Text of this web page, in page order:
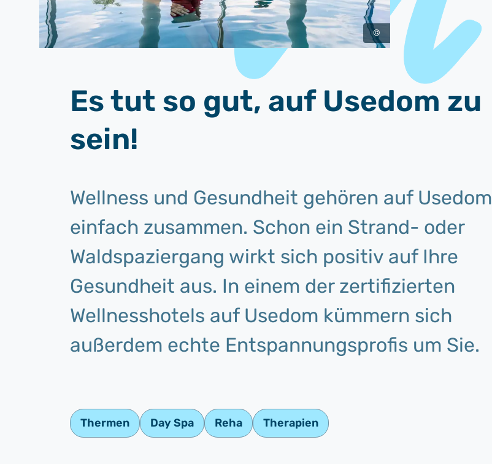
©
Es tut so gut, auf Usedom zu
sein!
Wellness und Gesundheit gehören auf Usedom
einfach zusammen. Schon ein Strand- oder
Waldspaziergang wirkt sich positiv auf Ihre
Gesundheit aus. In einem der zertifizierten
Wellnesshotels auf Usedom kümmern sich
außerdem echte Entspannungsprofis um Sie.
Thermen Day Spa Reha Therapien